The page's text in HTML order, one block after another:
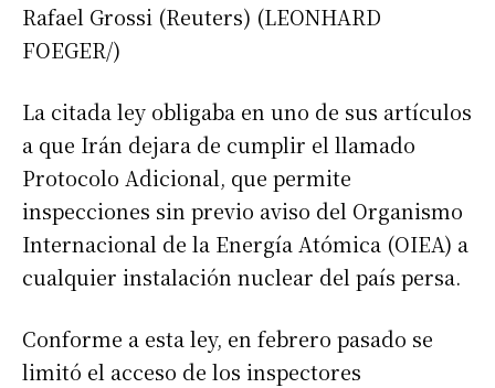
Rafael Grossi (Reuters) (LEONHARD
FOEGER/)
La citada ley obligaba en uno de sus artículos
a que Irán dejara de cumplir el llamado
Protocolo Adicional, que permite
inspecciones sin previo aviso del Organismo
Internacional de la Energía Atómica (OIEA) a
cualquier instalación nuclear del país persa.
Conforme a esta ley, en febrero pasado se
limitó el acceso de los inspectores